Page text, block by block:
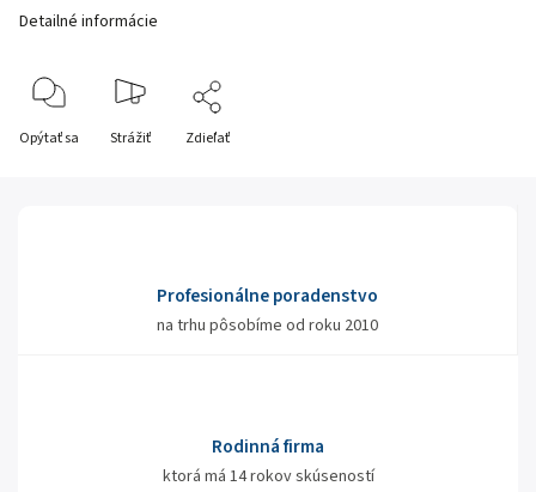
Detailné informácie
Opýtať sa Strážiť Zdieľať
Profesionálne poradenstvo
na trhu pôsobíme od roku 2010
Rodinná firma
ktorá má 14 rokov skúseností